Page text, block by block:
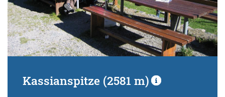
Kassianspitze (2581 m)